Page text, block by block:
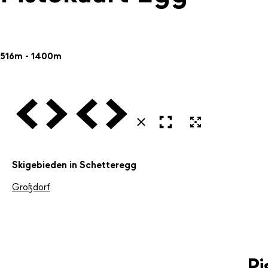
516m - 1400m
Vorige VolgendeVorige Volgende
SluitenOpen in volledig scherm
Skigebieden in Schetteregg
Großdorf